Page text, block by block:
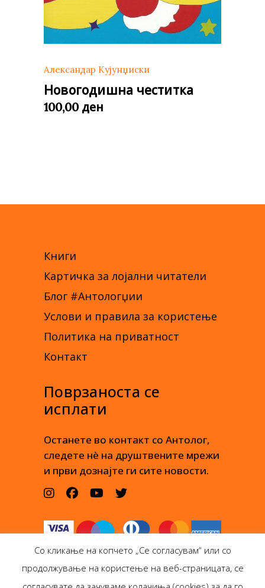
Александар Кујунџиски
Новогодишна честитка
100,00 ден
Книги
Картичка за лојални читатели
Блог #Антологџии
Услови и правила за користење
Политика на приватност
Контакт
Поврзаноста се
исплати
Останете во контакт со Антолог,
следете нè на друштвените мрежи
и први дознајте ги сите новости.
Со кликање на копчето „Се согласувам“ или со
продолжување на користење на веб-страницата, се